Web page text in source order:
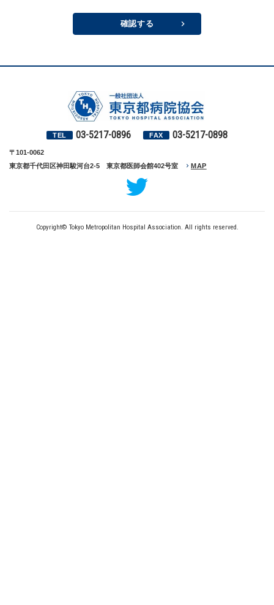
確認する
TEL 03-5217-0896 FAX 03-5217-0898
〒101-0062
東京都千代田区神田駿河台2-5 東京都医師会館402号室
MAP
Copyright© Tokyo Metropolitan Hospital Association. All rights reserved.